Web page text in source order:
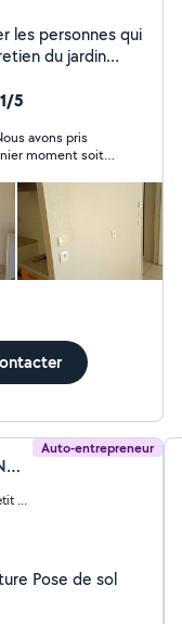
les personnes qui
5
avons pris
moment soit
il n’est
pour me
il n’a pas
patiente mais là
travail…
Auto-entrepreneur
Ionel-Gabriel Valeanu (ANGOULÊME CONSTRUCTION)
Angoulême (Ma Campagne Est-Petit Fresquet)
sol